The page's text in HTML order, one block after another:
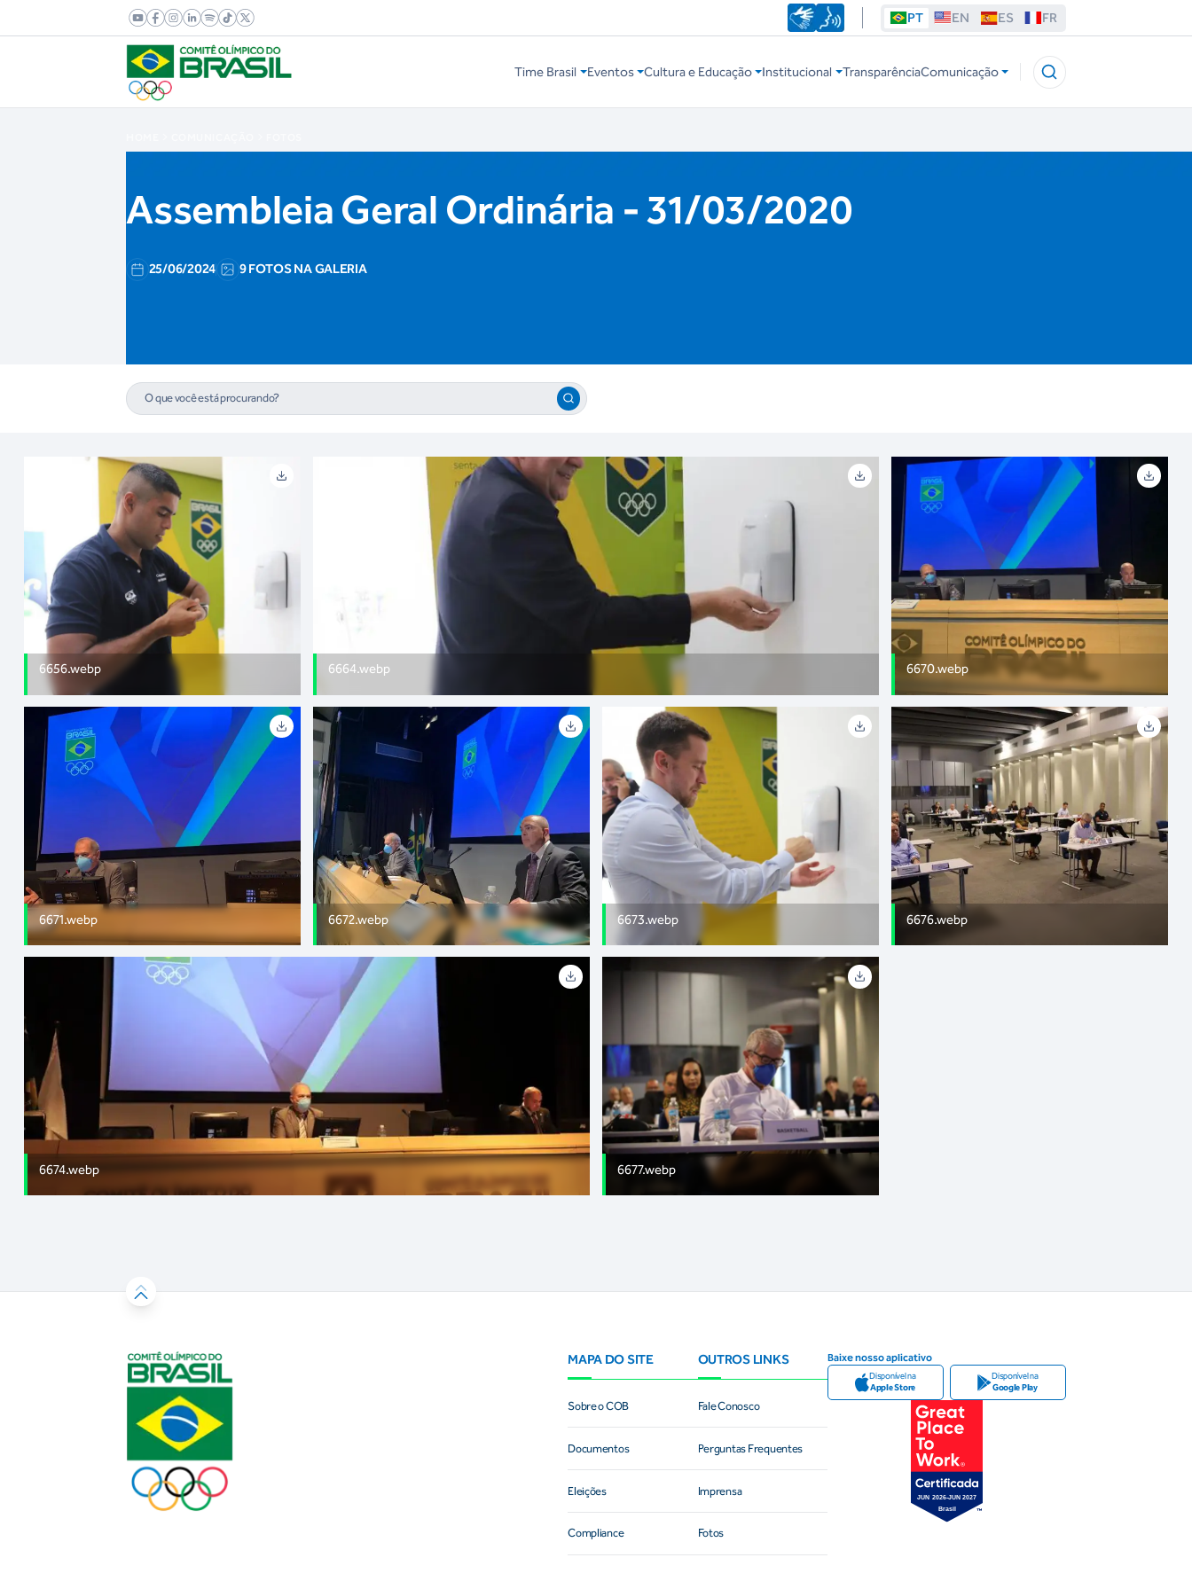
PT EN ES FR
Time Brasil Eventos Cultura e Educação Institucional TransparênciaComunicação
Assembleia Geral Ordinária - 31/03/2020
25/06/2024 9 FOTOS NA GALERIA
6656.webp 6664.webp 6670.webp
6671.webp 6672.webp 6673.webp
6674.webp
6676.webp
6677.webp
MAPA DO SITE
Sobre o COB
Documentos
Eleições
Compliance
OUTROS LINKS
Fale Conosco
Perguntas Frequentes
Imprensa
Fotos
Baixe nosso aplicativo
Disponível na
Apple Store
Disponível na
Google Play